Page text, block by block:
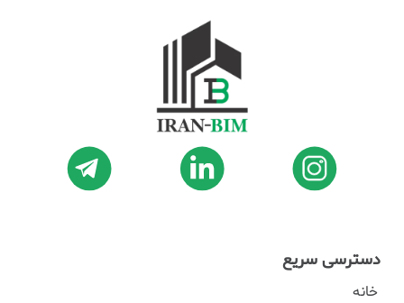
دسترسی سریع
خانه